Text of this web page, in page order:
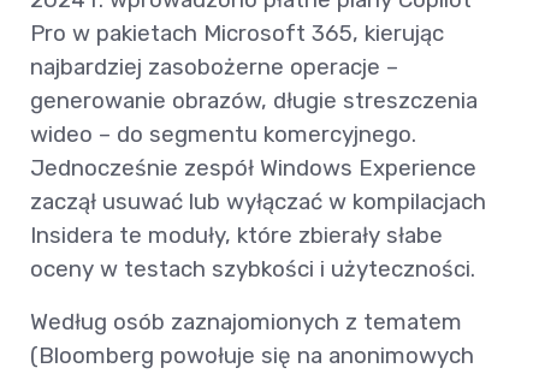
Pro w pakietach Microsoft 365, kierując
najbardziej zasobożerne operacje –
generowanie obrazów, długie streszczenia
wideo – do segmentu komercyjnego.
Jednocześnie zespół Windows Experience
zaczął usuwać lub wyłączać w kompilacjach
Insidera te moduły, które zbierały słabe
oceny w testach szybkości i użyteczności.
Według osób zaznajomionych z tematem
(Bloomberg powołuje się na anonimowych